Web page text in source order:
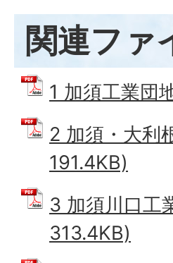
関連ファ
1 加須工業団
2 加須・大利
191.4KB)
3 加須川口工
313.4KB)